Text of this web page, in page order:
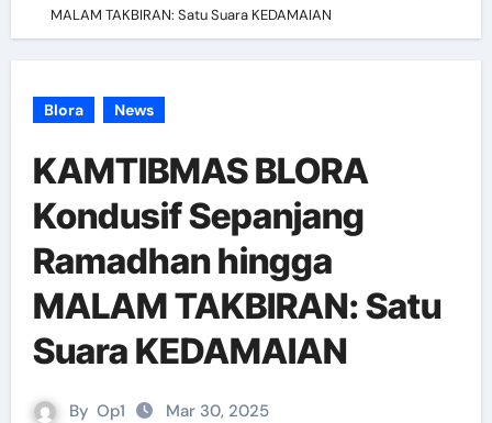
MALAM TAKBIRAN: Satu Suara KEDAMAIAN
Blora News
KAMTIBMAS BLORA
Kondusif Sepanjang
Ramadhan hingga
MALAM TAKBIRAN: Satu
Suara KEDAMAIAN
By Op1 Mar 30, 2025